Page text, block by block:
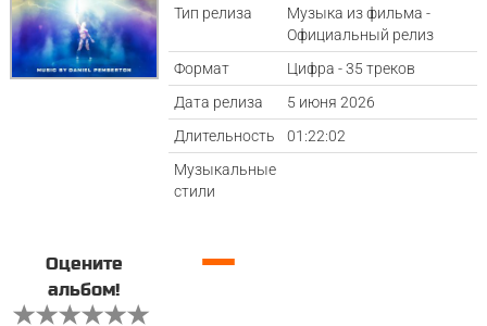
Тип релиза
Музыка из фильма -
Официальный релиз
Формат
Цифра - 35 треков
Дата релиза
5 июня 2026
Длительность
01:22:02
Музыкальные
стили
Оцените
альбом!
—